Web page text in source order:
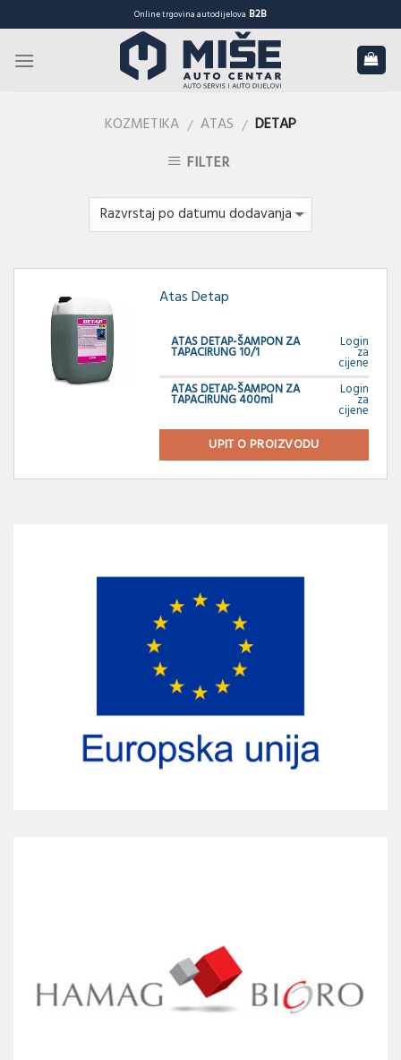
to
content
Online trgovina autodijelova B2B
KOZMETIKA / ATAS / DETAP
FILTER
Atas Detap
ATAS DETAP-ŠAMPON ZA
TAPACIRUNG 10/1
Login
za
cijene
ATAS DETAP-ŠAMPON ZA
TAPACIRUNG 400ml
Login
za
cijene
UPIT O PROIZVODU